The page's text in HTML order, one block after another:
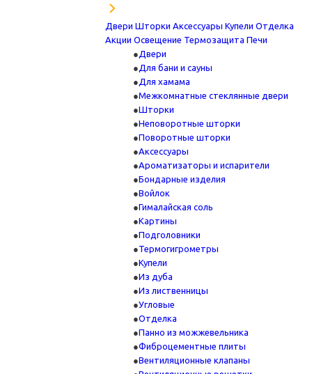
Двери Шторки Аксессуары Купели Отделка
Акции Освещение Термозащита Печи
Двери
Для бани и сауны
Для хамама
Межкомнатные стеклянные двери
Шторки
Неповоротные шторки
Поворотные шторки
Аксессуары
Ароматизаторы и испарители
Бондарные изделия
Войлок
Гималайская соль
Картины
Подголовники
Термогигрометры
Купели
Из дуба
Из лиственницы
Угловые
Отделка
Панно из можжевельника
Фиброцементные плиты
Вентиляционные клапаны